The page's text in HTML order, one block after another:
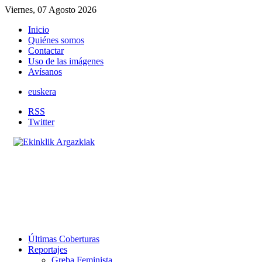
Viernes, 07 Agosto 2026
Inicio
Quiénes somos
Contactar
Uso de las imágenes
Avísanos
euskera
RSS
Twitter
Últimas Coberturas
Reportajes
Greba Feminista